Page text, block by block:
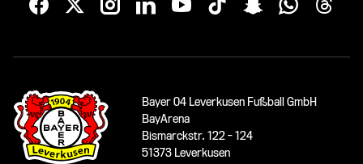
Bayer 04 Leverkusen Fußball GmbH
BayArena
Bismarckstr. 122 - 124
51373 Leverkusen